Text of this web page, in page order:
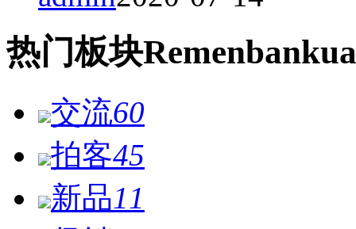
热门板块Remen
交流60
拍客45
新品11